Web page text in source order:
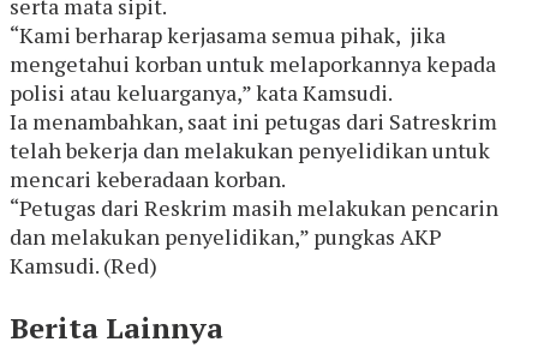
“Kami berharap kerjasama semua pihak, jika
mengetahui korban untuk melaporkannya kepada
polisi atau keluarganya,” kata Kamsudi.
Ia menambahkan, saat ini petugas dari Satreskrim
telah bekerja dan melakukan penyelidikan untuk
mencari keberadaan korban.
“Petugas dari Reskrim masih melakukan pencarin
dan melakukan penyelidikan,” pungkas AKP
Kamsudi. (Red)
Berita Lainnya